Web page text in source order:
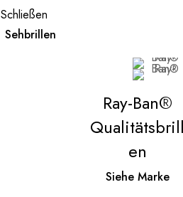
Schließen
Sehbrillen
Ray-Ban®
en
Siehe Marke